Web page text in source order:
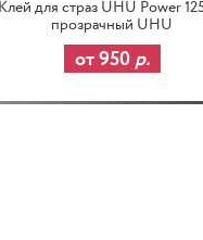
Клей для страз UHU Power
прозрачный UHU
от 950 р.